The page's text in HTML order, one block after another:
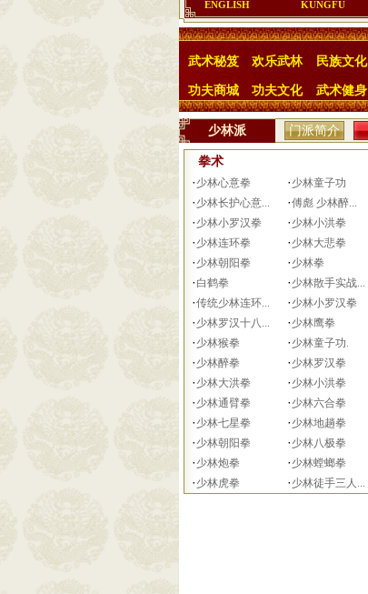
ENGLISH KUNGFU
武术秘笈 欢乐武林 民族文化
功夫商城 功夫文化 武术健身
少林派 门派简介
拳术
· 少林心意拳 · 少林童子功
· 少林长护心意... ·傅彪 少林醉...
· 少林小罗汉拳 · 少林小洪拳
· 少林连环拳 · 少林大悲拳
· 少林朝阳拳 · 少林拳
· 白鹤拳 · 少林散手实战...
·传统少林连环... · 少林小罗汉拳
· 少林罗汉十八... · 少林鹰拳
· 少林猴拳 · 少林童子功.
· 少林醉拳 · 少林罗汉拳
· 少林大洪拳 · 少林小洪拳
· 少林通臂拳 · 少林六合拳
· 少林七星拳 · 少林地趟拳
· 少林朝阳拳 · 少林八极拳
· 少林炮拳 · 少林螳螂拳
· 少林虎拳 · 少林徒手三人...